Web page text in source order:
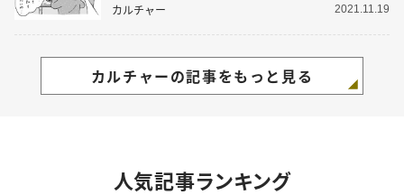
カルチャー 2021.11.19
カルチャーの記事をもっと見る
人気記事ランキング